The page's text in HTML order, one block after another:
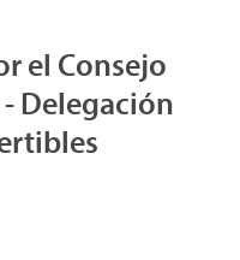
el Consejo
Delegación